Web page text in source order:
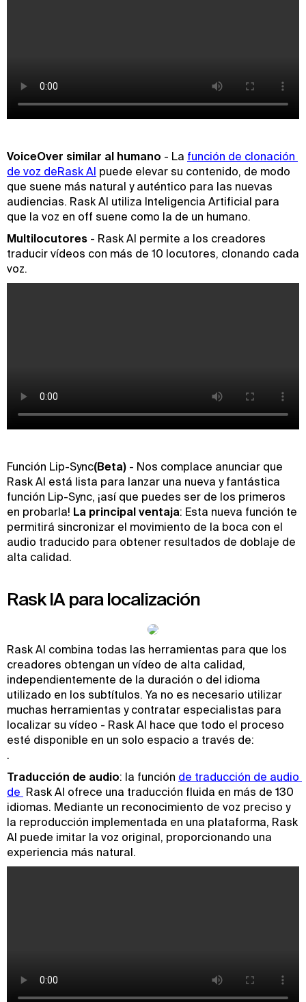
VoiceOver similar al humano - La función de clonación
de voz deRask AI puede elevar su contenido, de modo
que suene más natural y auténtico para las nuevas
audiencias. Rask AI utiliza Inteligencia Artificial para
que la voz en off suene como la de un humano.
Multilocutores - Rask AI permite a los creadores
traducir vídeos con más de 10 locutores, clonando cada
voz.
‍Función Lip-Sync(Beta) - Nos complace anunciar que
Rask AI está lista para lanzar una nueva y fantástica
función Lip-Sync, ¡así que puedes ser de los primeros
en probarla! La principal ventaja: Esta nueva función te
permitirá sincronizar el movimiento de la boca con el
audio traducido para obtener resultados de doblaje de
alta calidad.
Rask IA para localización
Rask AI combina todas las herramientas para que los
creadores obtengan un vídeo de alta calidad,
independientemente de la duración o del idioma
utilizado en los subtítulos. Ya no es necesario utilizar
muchas herramientas y contratar especialistas para
localizar su vídeo - Rask AI hace que todo el proceso
esté disponible en un solo espacio a través de:
‍.
Traducción de audio: la función de traducción de audio
de Rask AI ofrece una traducción fluida en más de 130
idiomas. Mediante un reconocimiento de voz preciso y
la reproducción implementada en una plataforma, Rask
AI puede imitar la voz original, proporcionando una
experiencia más natural.